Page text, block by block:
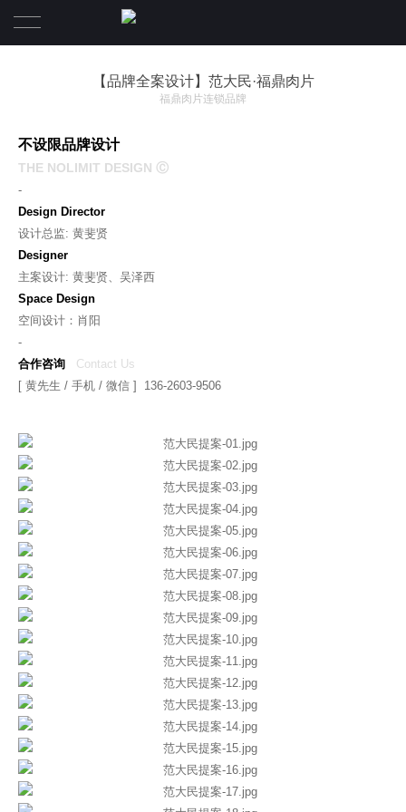
【品牌全案设计】范大民·福鼎肉片
福鼎肉片连锁品牌
不设限品牌设计
THE NOLIMIT DESIGN Ⓒ
-
Design Director
设计总监: 黄斐贤
Designer
主案设计: 黄斐贤、吴泽西
Space Design
空间设计：肖阳
-
合作咨询
Contact Us
[ 黄先生 / 手机 / 微信 ] 136-2603-9506
关于我们
关于我们
合伙人团队
联系我们